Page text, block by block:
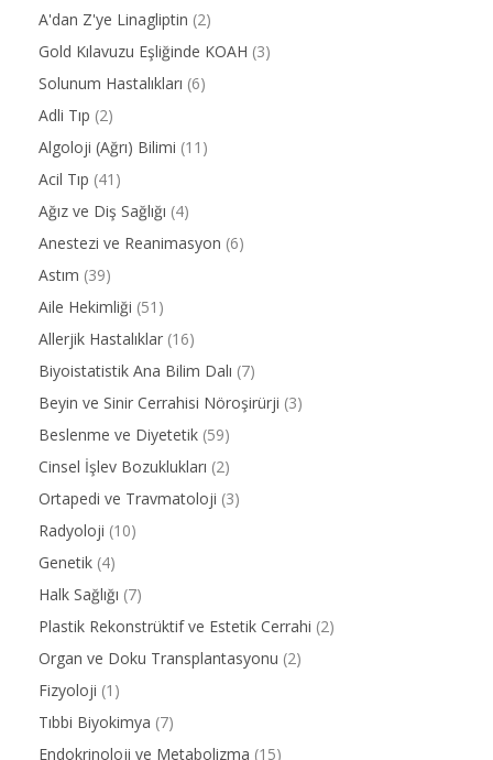
A'dan Z'ye Linagliptin (2)
Gold Kılavuzu Eşliğinde KOAH (3)
Solunum Hastalıkları (6)
Adli Tıp (2)
Algoloji (Ağrı) Bilimi (11)
Acil Tıp (41)
Ağız ve Diş Sağlığı (4)
Anestezi ve Reanimasyon (6)
Astım (39)
Aile Hekimliği (51)
Allerjik Hastalıklar (16)
Biyoistatistik Ana Bilim Dalı (7)
Beyin ve Sinir Cerrahisi Nöroşirürji (3)
Beslenme ve Diyetetik (59)
Cinsel İşlev Bozuklukları (2)
Ortapedi ve Travmatoloji (3)
Radyoloji (10)
Genetik (4)
Halk Sağlığı (7)
Plastik Rekonstrüktif ve Estetik Cerrahi (2)
Organ ve Doku Transplantasyonu (2)
Fizyoloji (1)
Tıbbi Biyokimya (7)
Endokrinoloji ve Metabolizma (15)